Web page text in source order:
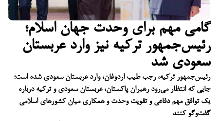
گامی مهم برای وحدت جهان اسلام؛
رئیس‌جمهور ترکیه نیز وارد عربستان
سعودی شد
رئیس‌جمهور ترکیه، رجب طیب اردوغان، وارد عربستان سعودی شده است؛
جایی که انتظار می‌رود رهبران پاکستان، عربستان سعودی و ترکیه درباره
یک توافق مهم دفاعی و تقویت وحدت و همکاری میان کشورهای اسلامی
گفت‌وگو کنند